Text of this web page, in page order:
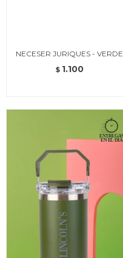
NECESER JURIQUES - VERDE
$ 1.100